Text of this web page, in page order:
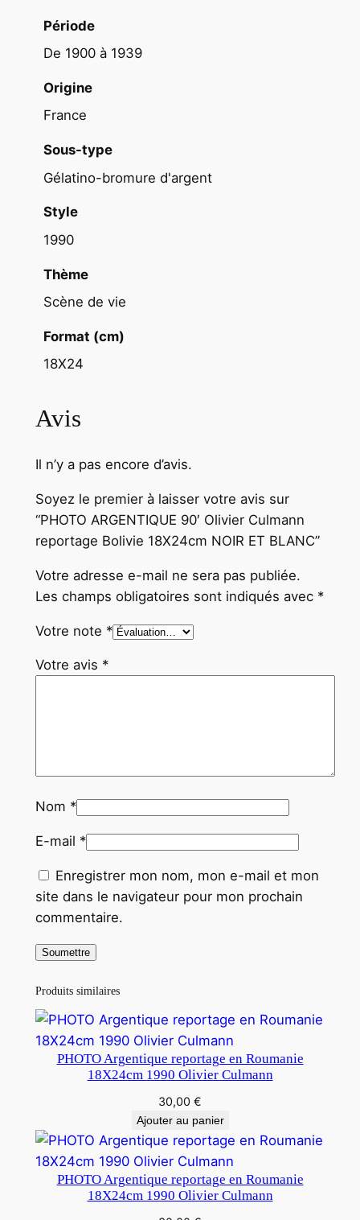
N
I
E
T
B
L
A
C
Période
De 1900 à 1939
Origine
France
Sous-type
Gélatino-bromure d'argent
Style
1990
Thème
Scène de vie
Format (cm)
18X24
Avis
Il n’y a pas encore d’avis.
Soyez le premier à laisser votre avis sur
“PHOTO ARGENTIQUE 90′ Olivier Culmann
reportage Bolivie 18X24cm NOIR ET BLANC”
Votre adresse e-mail ne sera pas publiée.
Les champs obligatoires sont indiqués avec *
Votre note *
Votre avis *
Nom *
E-mail *
Enregistrer mon nom, mon e-mail et mon
site dans le navigateur pour mon prochain
commentaire.
Produits similaires
PHOTO Argentique reportage en Roumanie
18X24cm 1990 Olivier Culmann
30,00 €
Ajouter au panier
PHOTO Argentique reportage en Roumanie
18X24cm 1990 Olivier Culmann